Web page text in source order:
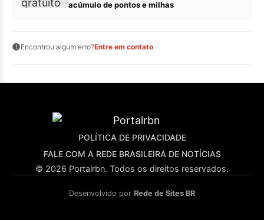
acúmulo de pontos e milhas
Encontrou algum erro?Entre em contato
POLÍTICA DE PRIVACIDADE
FALE COM A REDE BRASILEIRA DE NOTÍCIAS
© 2026 Portalrbn. Todos os direitos reservados.
Desenvolvido por Rede de Sites BR